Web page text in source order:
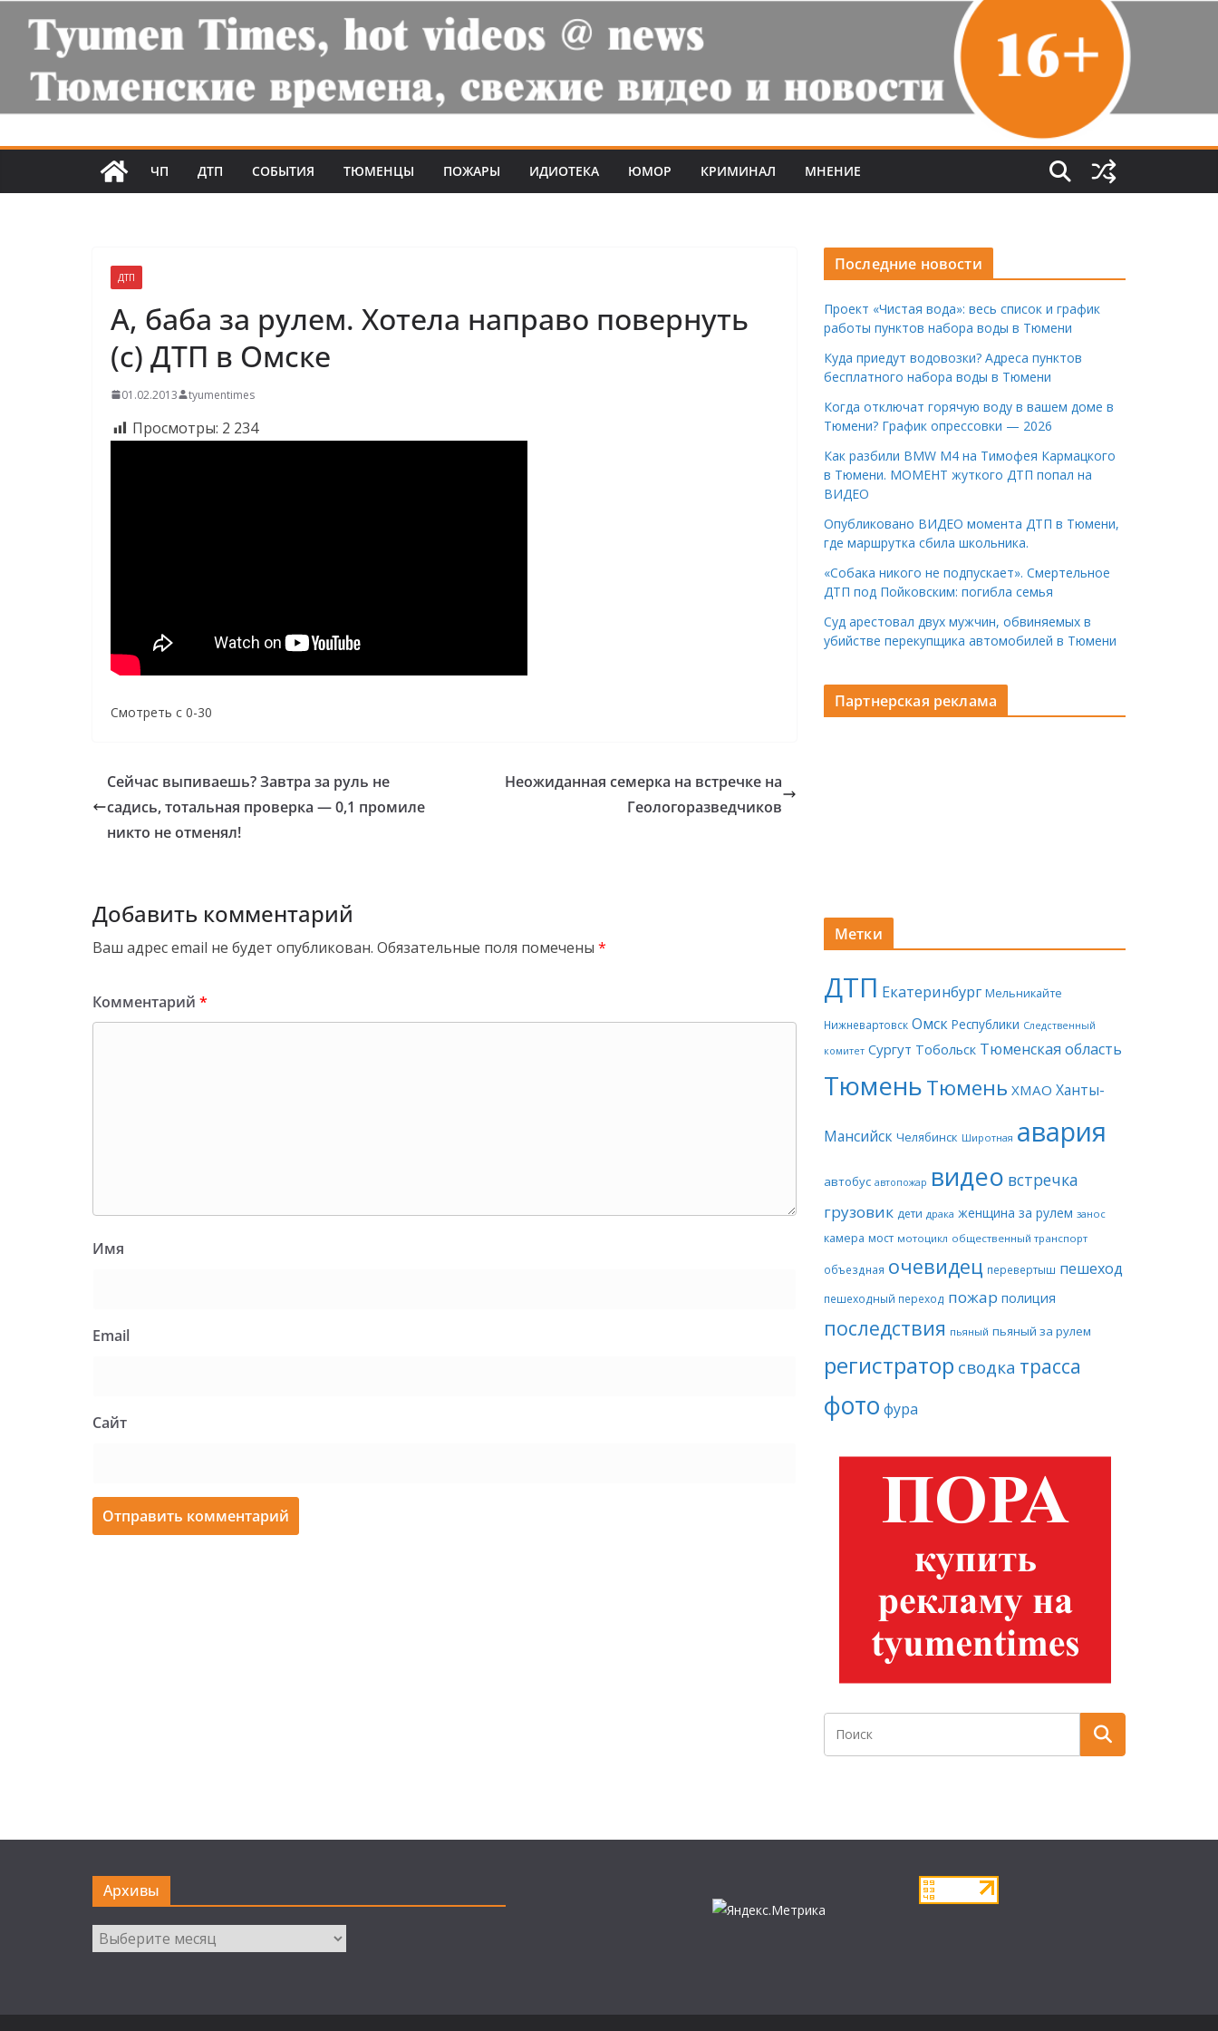
ЧП ДТП СОБЫТИЯ ТЮМЕНЦЫ ПОЖАРЫ ИДИОТЕКА ЮМОР КРИМИНАЛ МНЕНИЕ
ДТП
А, баба за рулем. Хотела направо повернуть
(с) ДТП в Омске
01.02.2013 tyumentimes
Просмотры: 2 234
Смотреть с 0-30
Сейчас выпиваешь? Завтра за руль не
садись, тотальная проверка — 0,1 промиле
никто не отменял!
Неожиданная семерка на встречке на
Геологоразведчиков
Добавить комментарий
Ваш адрес email не будет опубликован. Обязательные поля помечены *
Комментарий *
Имя
Email
Сайт
Последние новости
Проект «Чистая вода»: весь список и график
работы пунктов набора воды в Тюмени
Куда приедут водовозки? Адреса пунктов
бесплатного набора воды в Тюмени
Когда отключат горячую воду в вашем доме в
Тюмени? График опрессовки — 2026
Как разбили BMW M4 на Тимофея Кармацкого
в Тюмени. МОМЕНТ жуткого ДТП попал на
ВИДЕО
Опубликовано ВИДЕО момента ДТП в Тюмени,
где маршрутка сбила школьника.
«Собака никого не подпускает». Смертельное
ДТП под Пойковским: погибла семья
Суд арестовал двух мужчин, обвиняемых в
убийстве перекупщика автомобилей в Тюмени
Партнерская реклама
Метки
ДТП Екатеринбург Мельникайте
Нижневартовск Омск Республики Следственный
комитет Сургут Тобольск Тюменская область
ТюменьТюмень ХМАО Ханты-
Мансийск Челябинск Широтная авария
автобус автопожар видео встречка
грузовик дети драка женщина за рулем занос
камера мост мотоцикл общественный транспорт
объездная очевидец перевертыш пешеход
пешеходный переход пожар полиция
последствия пьяный пьяный за рулем
регистратор сводка трасса
фото фура
Архивы
Архивы